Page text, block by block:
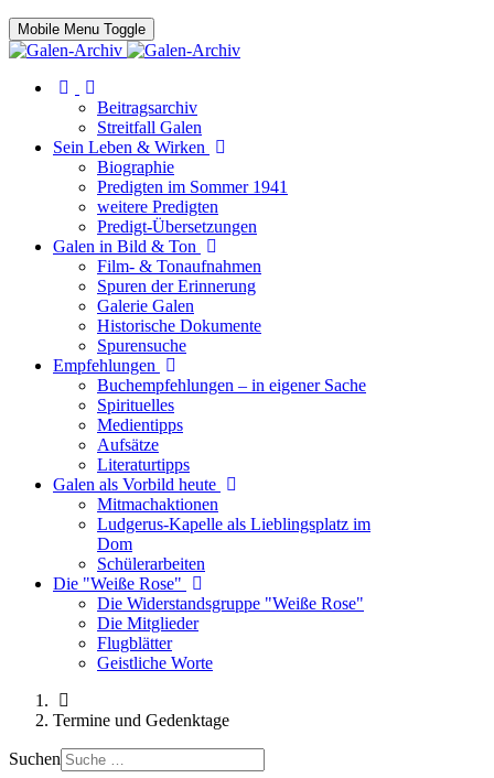
Mobile Menu Toggle
Beitragsarchiv
Streitfall Galen
Sein Leben & Wirken
Biographie
Predigten im Sommer 1941
weitere Predigten
Predigt-Übersetzungen
Galen in Bild & Ton
Film- & Tonaufnahmen
Spuren der Erinnerung
Galerie Galen
Historische Dokumente
Spurensuche
Empfehlungen
Buchempfehlungen – in eigener Sache
Spirituelles
Medientipps
Aufsätze
Literaturtipps
Galen als Vorbild heute
Mitmachaktionen
Ludgerus-Kapelle als Lieblingsplatz im
Dom
Schülerarbeiten
Die "Weiße Rose"
Die Widerstandsgruppe "Weiße Rose"
Die Mitglieder
Flugblätter
Geistliche Worte
Termine und Gedenktage
Suchen